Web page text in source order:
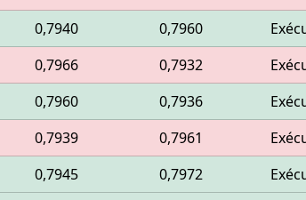
0,7940 0,7960
0,7966 0,7932
0,7960 0,7936
0,7939 0,7961
0,7945 0,7972